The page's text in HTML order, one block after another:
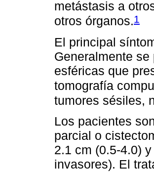
metástasis a
otros órganos.1
El principal
Generalmente
esféricas que
tomografía
tumores sésiles,
Los pacientes
parcial o
2.1 cm (0.5-4.0)
invasores). El